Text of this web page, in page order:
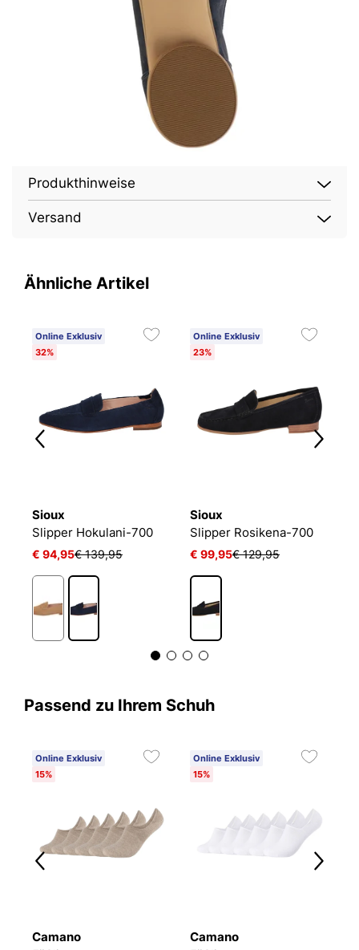
Produkthinweise
Versand
Ähnliche Artikel
Online Exklusiv
32%
Sioux
Slipper Hokulani-700
€ 94,95€ 139,95
Online Exklusiv
23%
Sioux
Slipper Rosikena-700
€ 99,95€ 129,95
Passend zu Ihrem Schuh
Online Exklusiv
15%
Camano
Online Exklusiv
15%
Camano